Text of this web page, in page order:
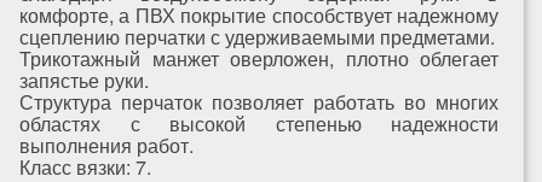
комфорте, а ПВХ покрытие способствует надежному
сцеплению перчатки с удерживаемыми предметами.
Трикотажный манжет оверложен, плотно облегает
запястье руки.
Структура перчаток позволяет работать во многих
областях с высокой степенью надежности
выполнения работ.
Класс вязки: 7.